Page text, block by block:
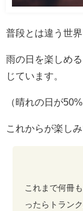
普段とは違う世
雨の日を楽しめ
じています。
（晴れの日が
これからが楽しみ
これまで何冊
ったらトラン